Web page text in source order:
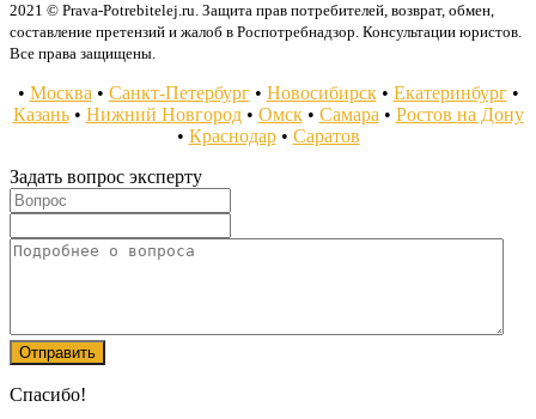
2021 © Prava-Potrebitelej.ru. Защита прав потребителей, возврат, обмен,
составление претензий и жалоб в Роспотребнадзор. Консультации юристов.
Все права защищены.
• Москва • Санкт-Петербург• Новосибирск• Екатеринбург•
Казань• Нижний Новгород• Омск• Самара • Ростов на Дону
• Краснодар• Саратов
Задать вопрос эксперту
Спасибо!